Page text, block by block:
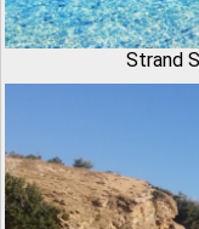
Strand